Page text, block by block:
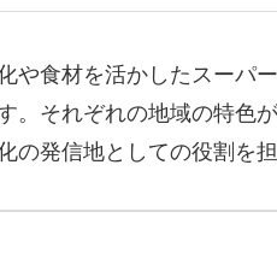
や食材を活かしたスーパ
。それぞれの地域の特色
の発信地としての役割を担